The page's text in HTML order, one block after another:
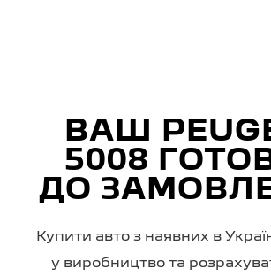
ВАШ
5008
ДО
Купити авто з наявних в
у виробництво та